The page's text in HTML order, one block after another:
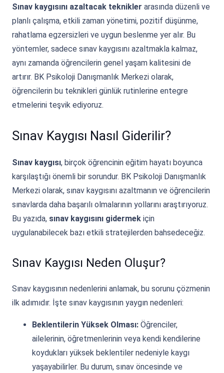
Sınav kaygısını azaltacak teknikler arasında düzenli ve
planlı çalışma, etkili zaman yönetimi, pozitif düşünme,
rahatlama egzersizleri ve uygun beslenme yer alır. Bu
yöntemler, sadece sınav kaygısını azaltmakla kalmaz,
aynı zamanda öğrencilerin genel yaşam kalitesini de
artırır. BK Psikoloji Danışmanlık Merkezi olarak,
öğrencilerin bu teknikleri günlük rutinlerine entegre
etmelerini teşvik ediyoruz.
Sınav Kaygısı Nasıl Giderilir?
Sınav kaygısı, birçok öğrencinin eğitim hayatı boyunca
karşılaştığı önemli bir sorundur. BK Psikoloji Danışmanlık
Merkezi olarak, sınav kaygısını azaltmanın ve öğrencilerin
sınavlarda daha başarılı olmalarının yollarını araştırıyoruz.
Bu yazıda, sınav kaygısını gidermek için
uygulanabilecek bazı etkili stratejilerden bahsedeceğiz.
Sınav Kaygısı Neden Oluşur?
Sınav kaygısının nedenlerini anlamak, bu sorunu çözmenin
ilk adımıdır. İşte sınav kaygısının yaygın nedenleri:
Beklentilerin Yüksek Olması: Öğrenciler,
ailelerinin, öğretmenlerinin veya kendi kendilerine
koydukları yüksek beklentiler nedeniyle kaygı
yaşayabilirler. Bu durum, sınav öncesinde ve